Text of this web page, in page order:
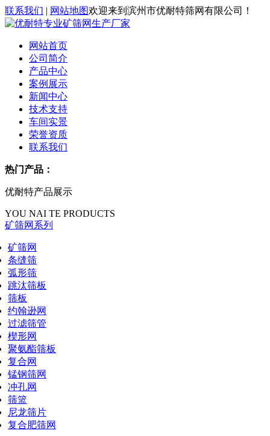
联系我们 | 网站地图欢迎来到滨州市优耐特筛网有限公司！
网站首页
公司简介
产品中心
案例展示
新闻中心
技术支持
车间实景
荣誉资质
联系我们
热门产品：
优耐特产品展示
YOU NAI TE PRODUCTS
矿筛网系列
矿筛网
条缝筛
弧形筛
跳汰筛板
筛板
约翰逊网
过滤筛管
楔形网
聚氨酯筛板
复合网
锰钢筛网
冲孔网
筛篮
尼龙筛片
复合肥筛网